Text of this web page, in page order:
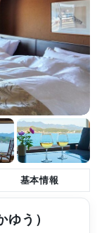
基本情報
う）